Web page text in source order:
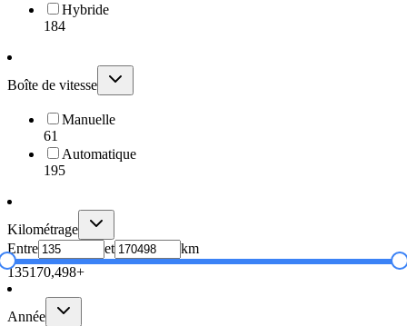
Hybride
184
Boîte de vitesse
Manuelle
61
Automatique
195
Kilométrage
Entre
et
km
135170,498+
Année